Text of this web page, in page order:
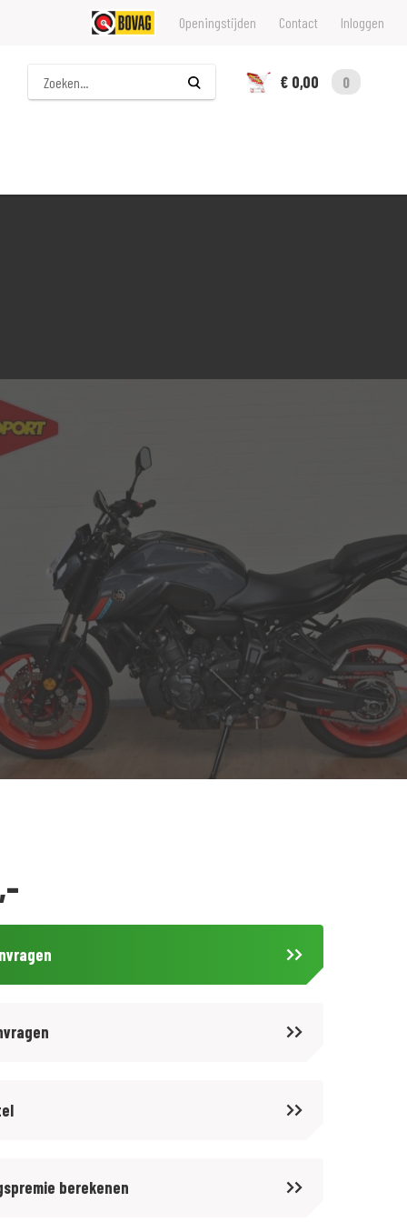
Openingstijden Contact Inloggen
Zoeken
€ 0,00
0
berekenen